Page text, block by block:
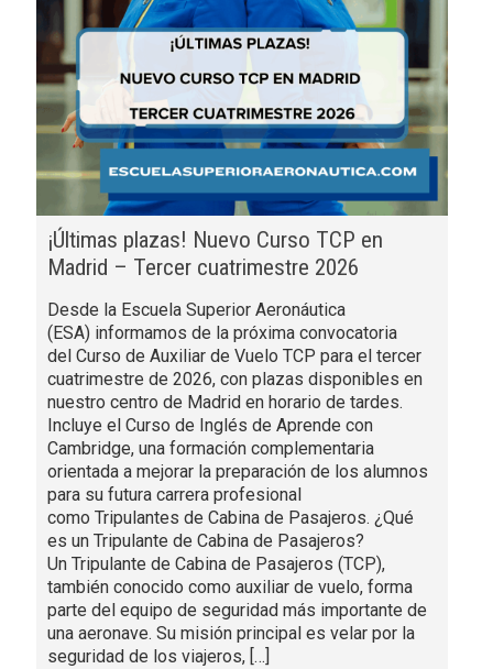
¡Últimas plazas! Nuevo Curso TCP en
Madrid – Tercer cuatrimestre 2026
Desde la Escuela Superior Aeronáutica
(ESA) informamos de la próxima convocatoria
del Curso de Auxiliar de Vuelo TCP para el tercer
cuatrimestre de 2026, con plazas disponibles en
nuestro centro de Madrid en horario de tardes.
Incluye el Curso de Inglés de Aprende con
Cambridge, una formación complementaria
orientada a mejorar la preparación de los alumnos
para su futura carrera profesional
como Tripulantes de Cabina de Pasajeros. ¿Qué
es un Tripulante de Cabina de Pasajeros?
Un Tripulante de Cabina de Pasajeros (TCP),
también conocido como auxiliar de vuelo, forma
parte del equipo de seguridad más importante de
una aeronave. Su misión principal es velar por la
seguridad de los viajeros, […]